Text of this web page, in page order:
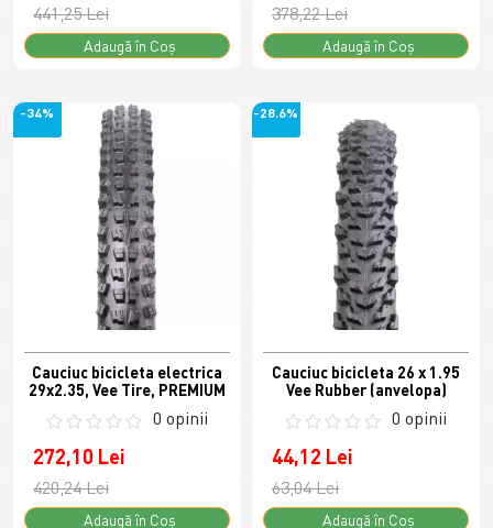
441,25 Lei
Adaugă în Coş
378,22 Lei
Adaugă în Coş
-34%
Cauciuc bicicleta electrica
29x2.35, Vee Tire, PREMIUM
0 opinii
272,10 Lei
420,24 Lei
Adaugă în Coş
-28.6%
Cauciuc bicicleta 26 x 1.95
Vee Rubber (anvelopa)
0 opinii
44,12 Lei
63,04 Lei
Adaugă în Coş